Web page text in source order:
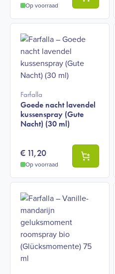
Op voorraad
Farfalla
Goede nacht lavendel
kussenspray (Gute
Nacht) (30 ml)
€11,20
Op voorraad